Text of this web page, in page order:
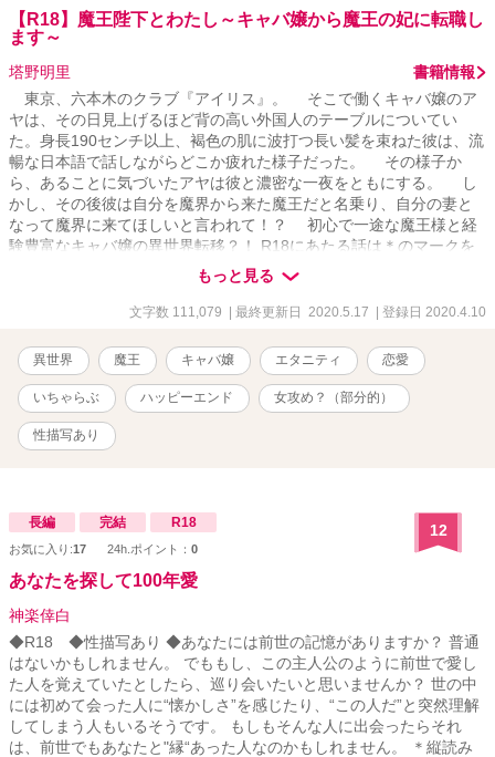
【R18】魔王陛下とわたし～キャバ嬢から魔王の妃に転職し
ます～
塔野明里
書籍情報
東京、六本木のクラブ『アイリス』。 そこで働くキャバ嬢のア
ヤは、その日見上げるほど背の高い外国人のテーブルについてい
た。身長190センチ以上、褐色の肌に波打つ長い髪を束ねた彼は、流
暢な日本語で話しながらどこか疲れた様子だった。 その様子か
ら、あることに気づいたアヤは彼と濃密な一夜をともにする。 し
かし、その後彼は自分を魔界から来た魔王だと名乗り、自分の妻と
なって魔界に来てほしいと言われて！？ 初心で一途な魔王様と経
験豊富なキャバ嬢の異世界転移？！ R18にあたる話は＊のマークを
もっと見る
文字数 111,079 | 最終更新日 2020.5.17 | 登録日 2020.4.10
異世界 魔王 キャバ嬢 エタニティ 恋愛
いちゃらぶ ハッピーエンド 女攻め？（部分的）
性描写あり
長編 完結 R18
お気に入り:17 24h.ポイント： 0
12
あなたを探して100年愛
神楽倖白
◆R18 ◆性描写あり ◆あなたには前世の記憶がありますか？ 普通
はないかもしれません。 でももし、この主人公のように前世で愛し
た人を覚えていたとしたら、巡り会いたいと思いませんか？ 世の中
には初めて会った人に“懐かしさ”を感じたり、“この人だ”と突然理解
してしまう人もいるそうです。 もしもそんな人に出会ったらそれ
は、前世でもあなたと"縁“あった人なのかもしれません。 ＊縦読み